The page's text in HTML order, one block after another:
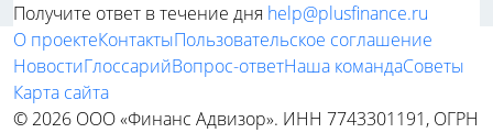
Получите ответ в течение дня help@plusfinance.ru
О проектеКонтактыПользовательское соглашение
НовостиГлоссарийВопрос-ответНаша командаСоветы
Карта сайта
© 2026 ООО «Финанс Адвизор». ИНН 7743301191, ОГРН